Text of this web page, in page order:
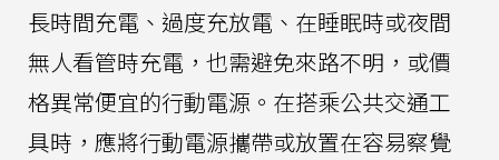
長時間充電、過度充放電、在睡眠時或夜間
無人看管時充電，也需避免來路不明，或價
格異常便宜的行動電源。在搭乘公共交通工
具時，應將行動電源攜帶或放置在容易察覺